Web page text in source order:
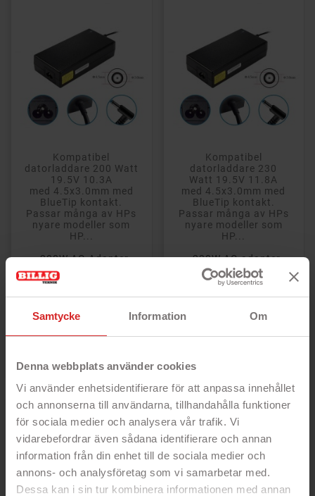
Samtycke Information Om
Denna webbplats använder cookies
Vi använder enhetsidentifierare för att anpassa innehållet
och annonserna till användarna, tillhandahålla funktioner
för sociala medier och analysera vår trafik. Vi
vidarebefordrar även sådana identifierare och annan
information från din enhet till de sociala medier och
annons- och analysföretag som vi samarbetar med.
Dessa kan i sin tur kombinera informationen med annan
Kompatibel
datorladdare 200 Watt
19.5V 10.3A
med 4.5x3.0mm med
BlueTip kontakt.
Passar många av HPs
nyare modeller som
HP...
- 200W AC-Adapter
- Strömkabel ingår
Rek: 700 kr
479 kr
Kompatibel
datorladdare 230
Watt 19.5V 11.8A
med 4.5x3.0mm med
BlueTip kontakt.
Passar många av HPs
nyare modeller som
HP...
- 230W AC-adapter
- Temperatur, överspänning och kortslutningsskydd
- Strömkabel ingår
Rek: 800 kr
Kompatibel 39W
Datorladdare till
Microsoft Surface Pro
6, 5 & 4
Kompatibel 65 Watt
datorladdare
4.8x1.7mm till HP
Envy Ultrabook 4 och
6